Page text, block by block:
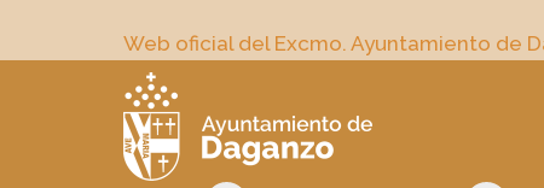
Web oficial del Excmo. Ayuntamiento de